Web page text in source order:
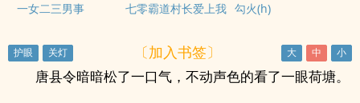
一女二三男事
七零霸道村长爱上我 勾火(h)
〔加入书签〕
唐县令暗暗松了一口气，不动声色的看了一眼荷塘。